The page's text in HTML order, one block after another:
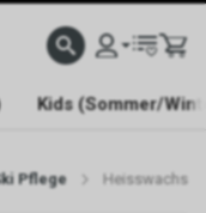
Kids (Sommer/
Pflege Heisswachs